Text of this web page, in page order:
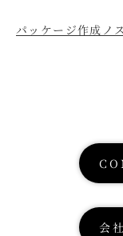
パッケージ作成ノ
会